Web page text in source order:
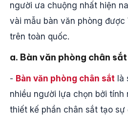
người ưa chuộng nhất hiện
vài mẫu bàn văn phòng được
trên toàn quốc.
a. Bàn văn phòng chân sắt
- Bàn văn phòng chân sắt là
nhiều người lựa chọn bởi tính
thiết kế phần chân sắt tạo